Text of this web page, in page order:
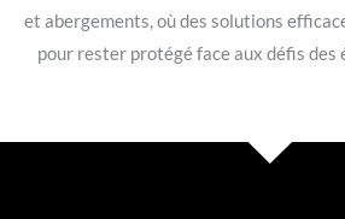
et abergements, où des solutions
pour rester protégé face aux défis